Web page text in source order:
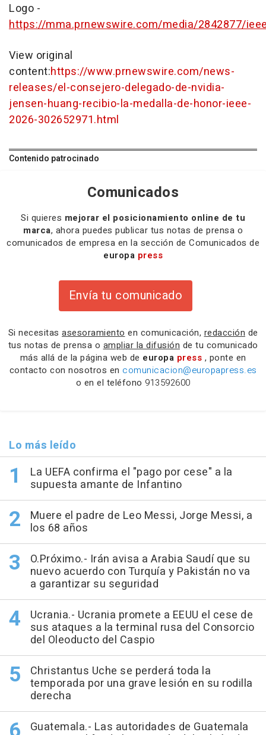
Logo -
https://mma.prnewswire.com/media/2842877/
View original
content:https://www.prnewswire.com/news-
releases/el-consejero-delegado-de-nvidia-
jensen-huang-recibio-la-medalla-de-honor-ieee-
2026-302652971.html
Contenido patrocinado
Comunicados
Si quieres mejorar el posicionamiento online de tu
marca, ahora puedes publicar tus notas de prensa o
comunicados de empresa en la sección de Comunicados de
europa press
Envía tu comunicado
Si necesitas asesoramiento en comunicación, redacción de
tus notas de prensa o ampliar la difusión de tu comunicado
más allá de la página web de europa press , ponte en
contacto con nosotros en comunicacion@europapress.es
o en el teléfono 913592600
Lo más leído
La UEFA confirma el "pago por cese" a la
supuesta amante de Infantino
Muere el padre de Leo Messi, Jorge Messi, a
los 68 años
O.Próximo.- Irán avisa a Arabia Saudí que su
nuevo acuerdo con Turquía y Pakistán no va
a garantizar su seguridad
Ucrania.- Ucrania promete a EEUU el cese de
sus ataques a la terminal rusa del Consorcio
del Oleoducto del Caspio
Christantus Uche se perderá toda la
temporada por una grave lesión en su rodilla
derecha
Guatemala.- Las autoridades de Guatemala